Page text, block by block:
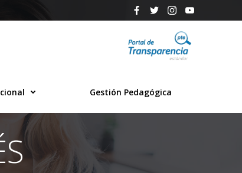
Gestión Pedagógica